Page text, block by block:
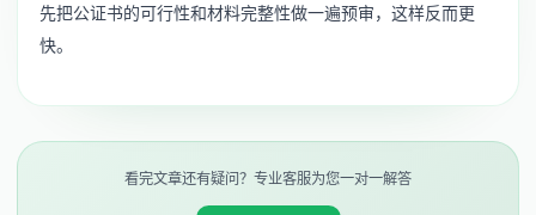
先把公证书的可行性和材料完整性做一遍预审，这样反而更
快。
看完文章还有疑问？专业客服为您一对一解答